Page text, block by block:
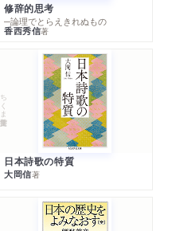
修辞的思考
─論理でとらえきれぬもの
香西秀信著
ちくま学芸文庫
日本詩歌の特質
大岡信著